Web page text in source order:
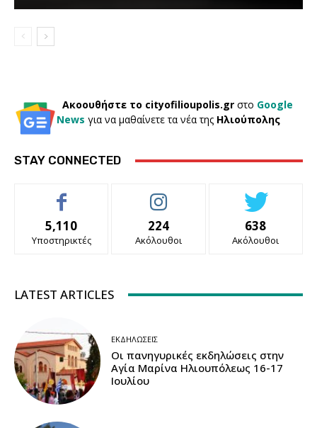
Ακοουθήστε το cityofilioupolis.gr στο Google
News για να μαθαίνετε τα νέα της Ηλιούπολης
STAY CONNECTED
5,110
Υποστηρικτές
224
Ακόλουθοι
638
Ακόλουθοι
LATEST ARTICLES
ΕΚΔΗΛΏΣΕΙΣ
Οι πανηγυρικές εκδηλώσεις στην
Αγία Μαρίνα Ηλιουπόλεως 16-17
Ιουλίου